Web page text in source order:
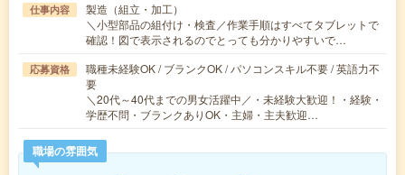
仕事内容
製造（組立・加工）
＼小型部品の組付け・検査／作業手順はすべてタブレットで
確認！図で表示されるのでとっても分かりやすいで…
応募資格
職種未経験OK / ブランクOK / パソコンスキル不要 / 英語力不
要
＼20代～40代までの男女活躍中／・未経験大歓迎！・経験・
学歴不問・ブランクありOK・主婦・主夫歓迎…
職場の雰囲気